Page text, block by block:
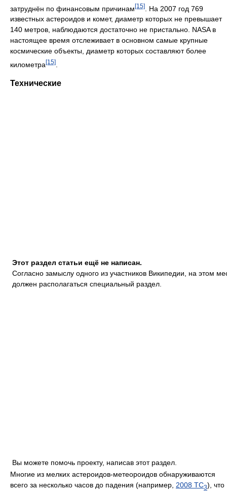
затруднён по финансовым причинам[15]
. На 2007 год 769
известных астероидов и комет, диаметр которых не превышает
140 метров, наблюдаются достаточно не пристально. NASA в
настоящее время отслеживает в основном самые крупные
космические объекты, диаметр которых составляют более
километра [15]
Технические
Этот раздел статьи ещё не написан.
Согласно замыслу одного из участников Википедии, на этом
должен располагаться специальный раздел.
Вы можете помочь проекту, написав этот раздел.
Многие из мелких астероидов-метеороидов обнаруживаются
всего за несколько часов до падения (например, 2008 TC3), что